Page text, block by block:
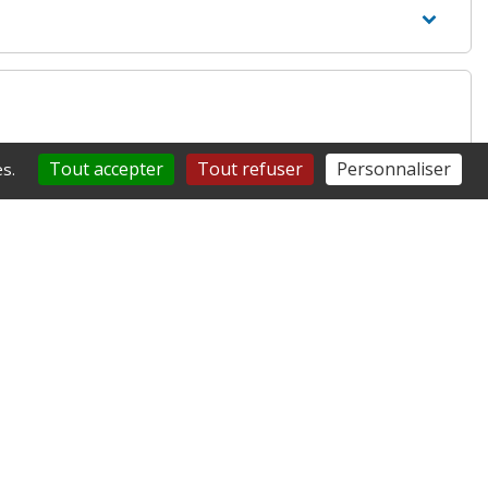
Tout accepter Tout refuser Personnaliser